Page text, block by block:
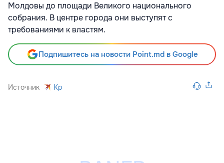
Молдовы до площади Великого национального
собрания. В центре города они выступят с
требованиями к властям.
Подпишитесь на новости Point.md в Google
Источник Kp